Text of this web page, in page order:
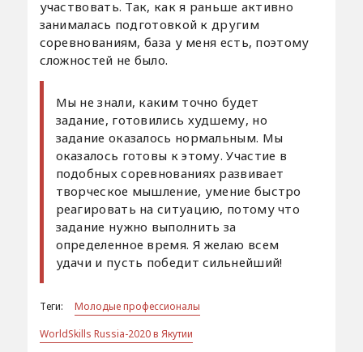
участвовать. Так, как я раньше активно
занималась подготовкой к другим
соревнованиям, база у меня есть, поэтому
сложностей не было.
Мы не знали, каким точно будет
задание, готовились худшему, но
задание оказалось нормальным. Мы
оказалось готовы к этому. Участие в
подобных соревнованиях развивает
творческое мышление, умение быстро
реагировать на ситуацию, потому что
задание нужно выполнить за
определенное время. Я желаю всем
удачи и пусть победит сильнейший!
Теги:
Молодые профессионалы
WorldSkills Russia-2020 в Якутии